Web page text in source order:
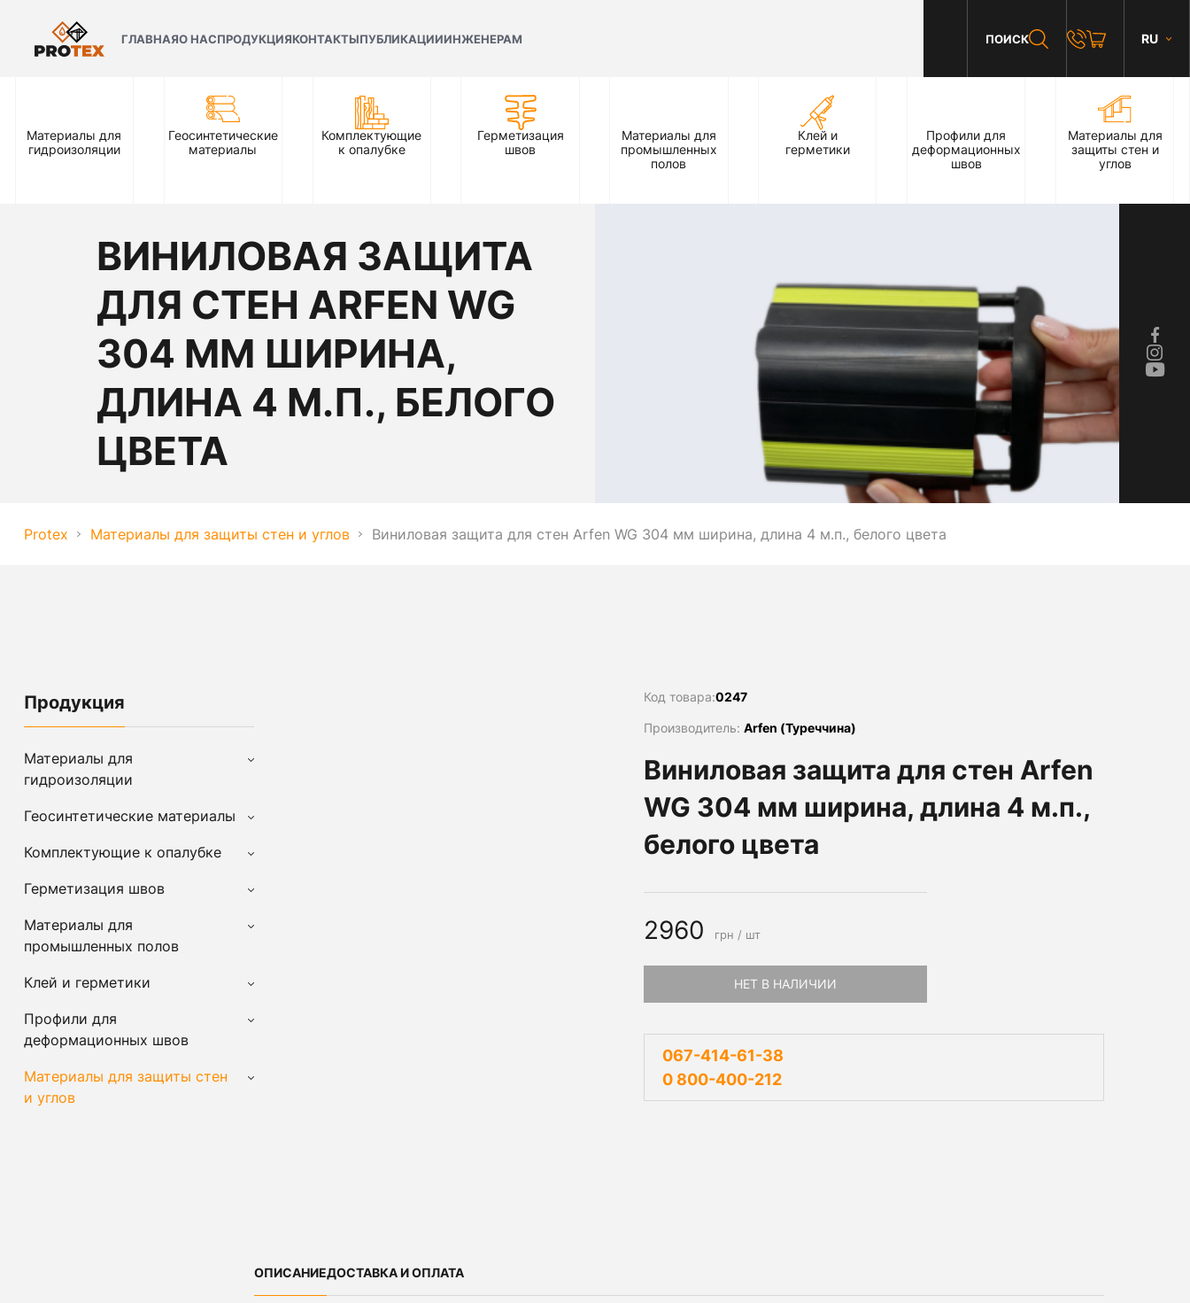
ГЛАВНАЯО НАСПРОДУКЦИЯКОНТАКТЫПУБЛИКАЦИИИНЖЕНЕРАМ ПОИСК RU
Материалы для
гидроизоляции
Геосинтетические
материалы
Комплектующие
к опалубке
Герметизация
швов
Материалы для
промышленных
полов
Клей и
герметики
Профили для
деформационных
швов
Материалы для
защиты стен и
углов
ВИНИЛОВАЯ ЗАЩИТА
ДЛЯ СТЕН ARFEN WG
304 ММ ШИРИНА,
ДЛИНА 4 М.П., БЕЛОГО
ЦВЕТА
Protex Материалы для защиты стен и углов Виниловая защита для стен Arfen WG 304 мм ширина, длина 4 м.п., белого цвета
Код товара:0247
Производитель: Arfen (Туреччина)
Виниловая защита для стен Arfen
WG 304 мм ширина, длина 4 м.п.,
белого цвета
2960 грн / шт
НЕТ В НАЛИЧИИ
067-414-61-38
0 800-400-212
ОПИСАНИЕДОСТАВКА И ОПЛАТА
Продукция
Материалы для
гидроизоляции
Геосинтетические материалы
Комплектующие к опалубке
Герметизация швов
Материалы для
промышленных полов
Клей и герметики
Профили для
деформационных швов
Материалы для защиты стен
и углов